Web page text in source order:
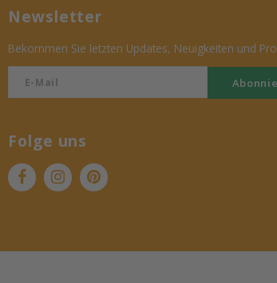
Newsletter
Bekommen Sie letzten Updates, Neuigkeiten und
Folge uns